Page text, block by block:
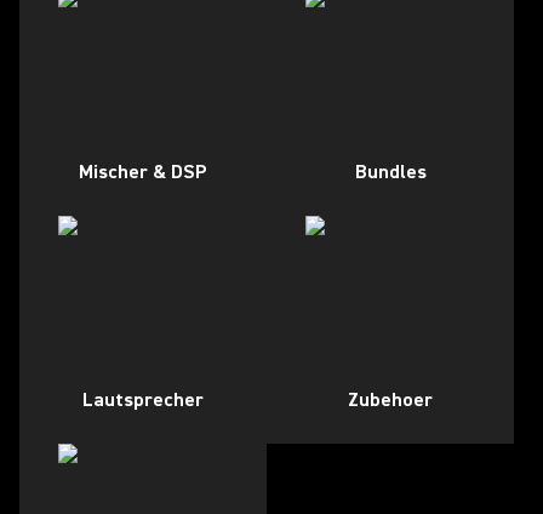
Mischer & DSP Bundles
Lautsprecher Zubehoer